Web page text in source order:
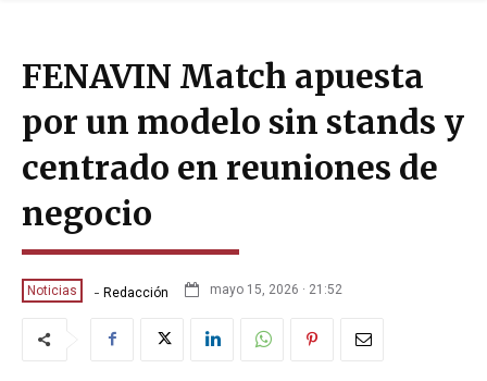
FENAVIN Match apuesta
por un modelo sin stands y
centrado en reuniones de
negocio
Noticias - Redacción mayo 15, 2026 · 21:52